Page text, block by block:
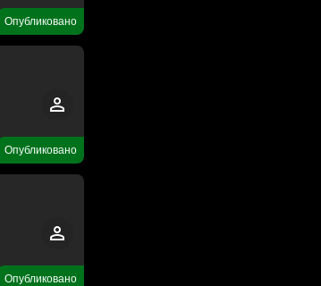
Опубликовано
Опубликовано
Опубликовано